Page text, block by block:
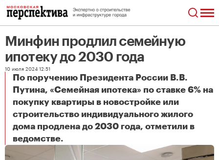
Минфин продлил семейную
ипотеку до 2030 года
10 июля 2024 12:51
По поручению Президента России В.В.
Путина, «Семейная ипотека» по ставке 6% на
покупку квартиры в новостройке или
строительство индивидуального жилого
дома продлена до 2030 года, отметили в
ведомстве.
Минфин продлил семейную ипотеку до 2030 года